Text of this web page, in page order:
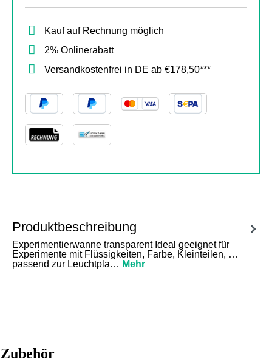
Kauf auf Rechnung möglich
2% Onlinerabatt
Versandkostenfrei in DE ab €178,50***
Produktbeschreibung
Experimentierwanne transparent Ideal geeignet für
Experimente mit Flüssigkeiten, Farbe, Kleinteilen, …
passend zur Leuchtpla… Mehr
Zubehör